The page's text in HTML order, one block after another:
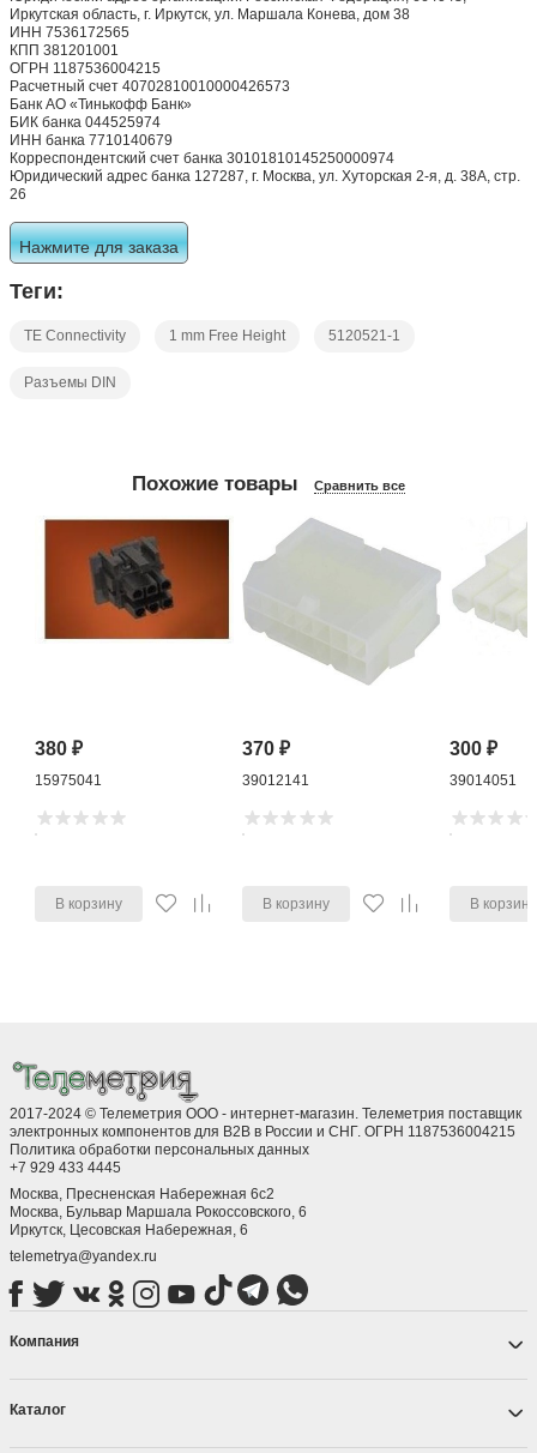
Иркутская область, г. Иркутск, ул. Маршала Конева, дом 38
ИНН 7536172565
КПП 381201001
ОГРН 1187536004215
Расчетный счет 40702810010000426573
Банк АО «Тинькофф Банк»
БИК банка 044525974
ИНН банка 7710140679
Корреспондентский счет банка 30101810145250000974
Юридический адрес банка 127287, г. Москва, ул. Хуторская 2-я, д. 38А, стр.
26
Нажмите для заказа
Теги:
TE Connectivity 1 mm Free Height 5120521-1
Разъемы DIN
Похожие товары Сравнить все
380₽
15975041
В корзину
370₽
39012141
В корзину
300₽
39014051
В корзину
2017-2024 © Телеметрия ООО - интернет-магазин. Телеметрия поставщик
электронных компонентов для B2B в России и СНГ. ОГРН 1187536004215
Политика обработки персональных данных
+7 929 433 4445
Москва, Пресненская Набережная 6с2
Москва, ​Бульвар Маршала Рокоссовского, 6
Иркутск, ​Цесовская Набережная, 6
telemetrya@yandex.ru
Компания
Каталог